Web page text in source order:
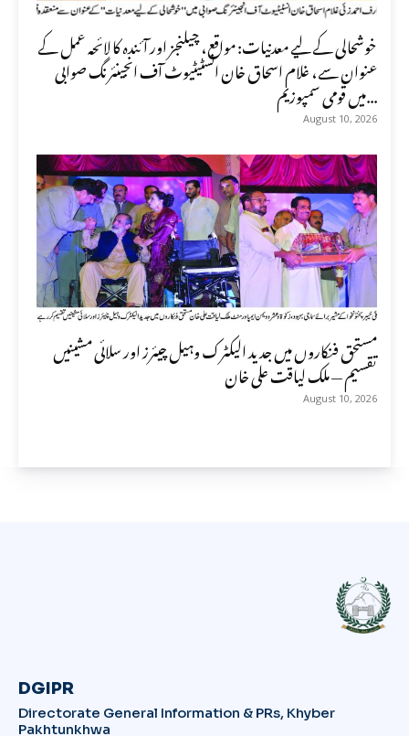
خوشحالی کے لیے معدنیات: مواقع، چیلنجز اور آئندہ کا لائحہ عمل کے
عنوان سے، غلام اسحاق خان انسٹیٹیوٹ آف انجینئرنگ صوابی
میں قومی سمپوزیم...
August 10, 2026
مستحق فنکاروں میں جدید الیکٹرک وہیل چیئرز اور سلائی مشینیں
تقسیم — ملک لیاقت علی خان
August 10, 2026
DGIPR
Directorate General Information & PRs, Khyber
Pakhtunkhwa